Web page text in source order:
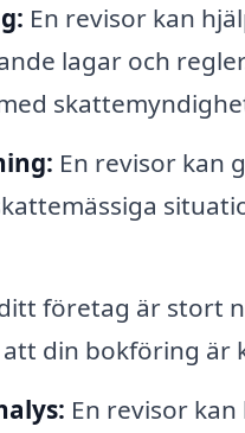
En revisor kan
lagar och
En revisor kan
företag är stort
din bokföring är
En revisor